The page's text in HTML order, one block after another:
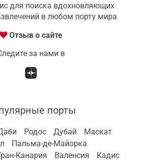
для поиска вдохновляющих
в любом порту мира
Отзыв о сайте
за нами в
порты
Родос Дубай
Маскат
Пальма-де-Майорка
Канария
Валенсия
Кадис